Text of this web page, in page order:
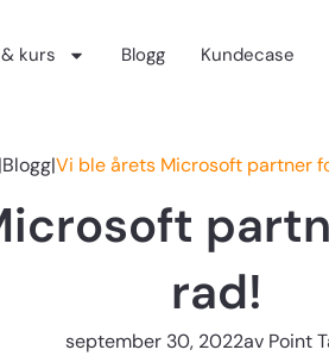
kurs Blogg Kundecase
Blogg|Vi ble årets Microsoft partner
rad!
september 30, 2022av Point